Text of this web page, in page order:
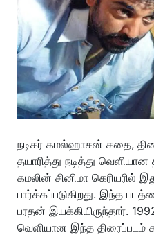
நடிகர் கமல்ஹாசன் கதை,
தயாரித்து நடித்து
கமலின் சினிமா கெரியரில்
பார்க்கப்படுகிறது. இந்த
பரதன் இயக்கியிருந்தார்.
வெளியான இந்த திரைப்படம்